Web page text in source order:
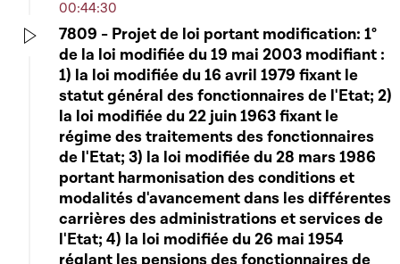
00:44:30
7809 - Projet de loi portant modification: 1°
de la loi modifiée du 19 mai 2003 modifiant :
1) la loi modifiée du 16 avril 1979 fixant le
statut général des fonctionnaires de l'Etat; 2)
la loi modifiée du 22 juin 1963 fixant le
régime des traitements des fonctionnaires
de l'Etat; 3) la loi modifiée du 28 mars 1986
portant harmonisation des conditions et
modalités d'avancement dans les différentes
carrières des administrations et services de
l'Etat; 4) la loi modifiée du 26 mai 1954